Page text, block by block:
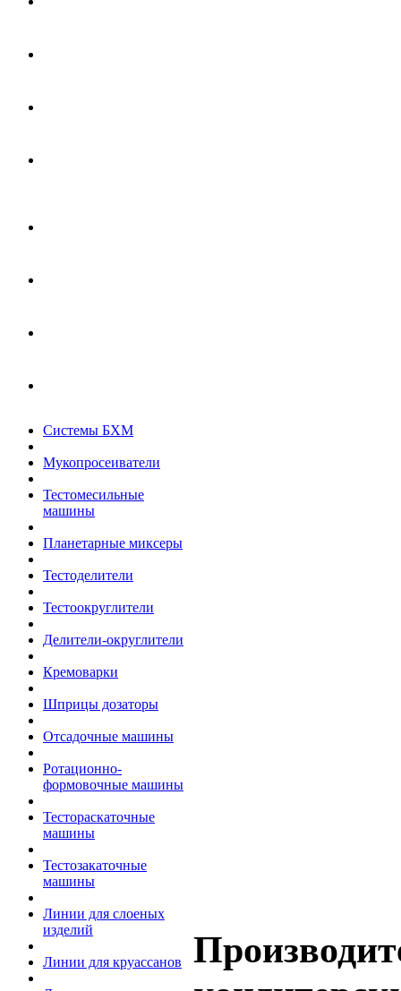
Системы БХМ
Мукопросеиватели
Тестомесильные
машины
Планетарные миксеры
Тестоделители
Тестоокруглители
Делители-округлители
Кремоварки
Шприцы дозаторы
Отсадочные машины
Ротационно-
формовочные машины
Тестораскаточные
машины
Тестозакаточные
машины
Линии для слоеных
изделий
Линии для круассанов